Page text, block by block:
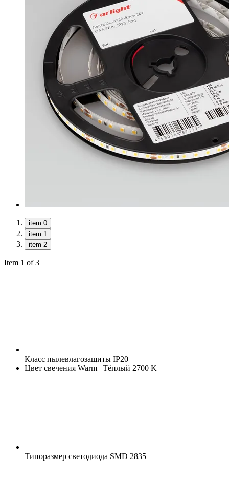
item 0
item 1
item 2
Item 1 of 3
Класс пылевлагозащиты IP20
Цвет свечения Warm | Тёплый 2700 K
Типоразмер светодиода SMD 2835